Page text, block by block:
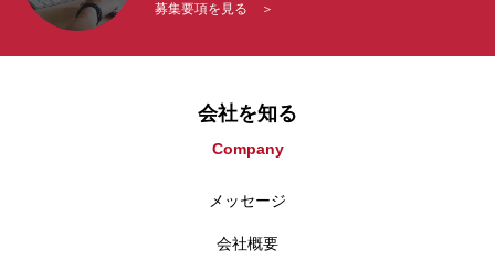
募集要項を見る ＞
会社を知る
Company
メッセージ
会社概要